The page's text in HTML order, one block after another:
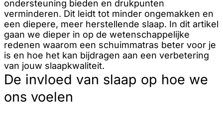
ondersteuning bieden en drukpunten
verminderen. Dit leidt tot minder ongemakken en
een diepere, meer herstellende slaap. In dit artikel
gaan we dieper in op de wetenschappelijke
redenen waarom een schuimmatras beter voor je
is en hoe het kan bijdragen aan een verbetering
van jouw slaapkwaliteit.
De invloed van slaap op hoe we
ons voelen